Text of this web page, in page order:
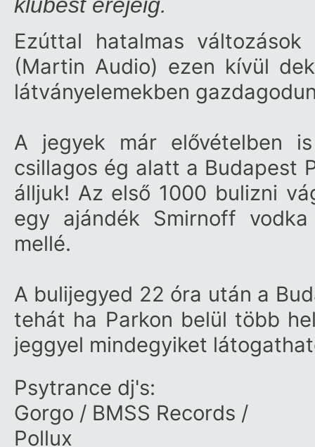
Ezúttal hatalmas
(Martin Audio) ezen kívül
látványelemekben
A jegyek már elővételben
csillagos ég alatt a Budapest
álljuk! Az első 1000 bulizni
egy ajándék Smirnoff
mellé.
A bulijegyed 22 óra után a
tehát ha Parkon belül több
jeggyel mindegyiket
Psytrance dj's:
Gorgo / BMSS Records /
Pollux